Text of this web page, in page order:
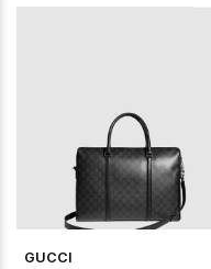
GUCCI